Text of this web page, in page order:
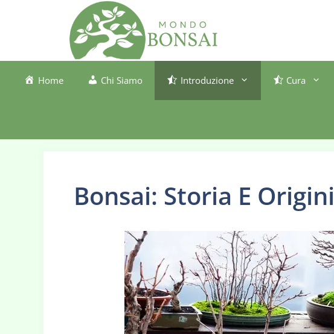
Home Chi Siamo Introduzione Cura
Bonsai: Storia E Origini